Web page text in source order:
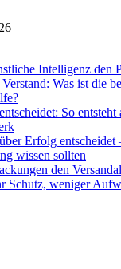
Intelligenz den
Was ist die
So entsteht
Erfolg entscheidet
wissen sollten
den
Schutz, weniger